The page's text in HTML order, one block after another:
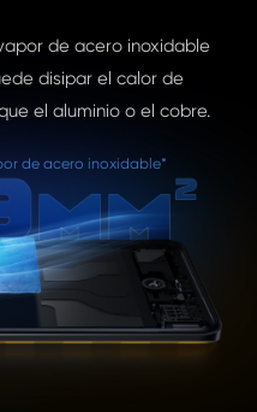
de acero inoxidable
disipar el calor de
el aluminio o el cobre.
de acero inoxidable*